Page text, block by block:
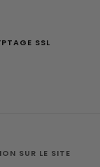
SSL
SUR LE SITE